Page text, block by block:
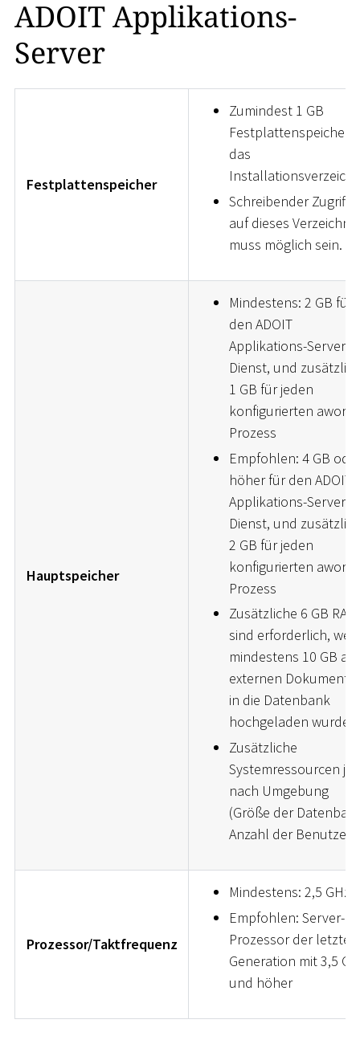
ADOIT Applikations-
Server
Festplattenspeicher
Zumindest 1 GB
Festplattenspeicher
das
Schreibender Zugriff
auf dieses Verzeichnis
muss möglich sein.
Hauptspeicher
Mindestens: 2 GB für
den ADOIT
Applikations-Server
Dienst, und zusätzlich
1 GB für jeden
konfigurierten
Prozess
Empfohlen: 4 GB
höher für den ADOIT
Applikations-Server
Dienst, und zusätzlich
2 GB für jeden
konfigurierten
Prozess
Zusätzliche 6 GB RAM
sind erforderlich,
mindestens 10 GB an
externen
in die Datenbank
hochgeladen wurden
Zusätzliche
Systemressourcen je
nach Umgebung
(Größe der
Anzahl der Benutzer)
Prozessor/Taktfrequenz
Mindestens: 2,5 GHz
Empfohlen: Server-
Prozessor der letzten
Generation mit 3,5
und höher